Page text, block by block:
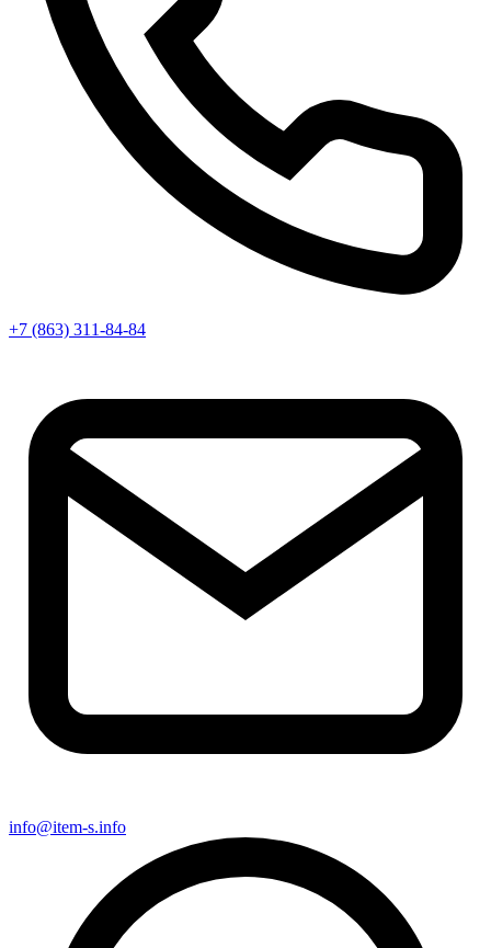
+7 (863) 311-84-84
info@item-s.info